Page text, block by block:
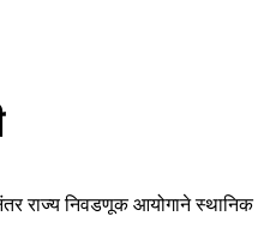
राज्य निवडणूक आयोगाने स्थानिक